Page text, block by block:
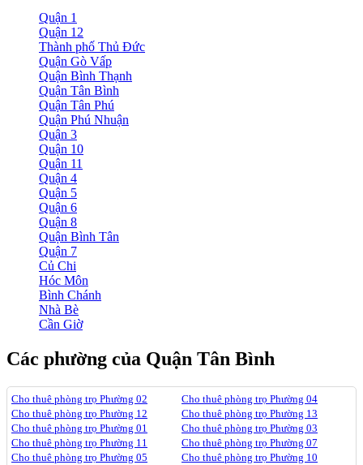
Quận 1
Quận 12
Thành phố Thủ Đức
Quận Gò Vấp
Quận Bình Thạnh
Quận Tân Bình
Quận Tân Phú
Quận Phú Nhuận
Quận 3
Quận 10
Quận 11
Quận 4
Quận 5
Quận 6
Quận 8
Quận Bình Tân
Quận 7
Củ Chi
Hóc Môn
Bình Chánh
Nhà Bè
Cần Giờ
Các phường của Quận Tân Bình
Cho thuê phòng trọ Phường 02
Cho thuê phòng trọ Phường 04
Cho thuê phòng trọ Phường 12
Cho thuê phòng trọ Phường 13
Cho thuê phòng trọ Phường 01
Cho thuê phòng trọ Phường 03
Cho thuê phòng trọ Phường 11
Cho thuê phòng trọ Phường 07
Cho thuê phòng trọ Phường 05
Cho thuê phòng trọ Phường 10